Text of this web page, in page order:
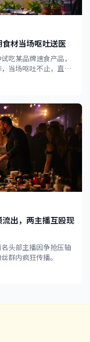
材当场呕吐送医
吃某品牌速食产品，
当场呕吐不止，直播
出，两主播互殴现
头部主播因争抢压轴
群内疯狂传播。